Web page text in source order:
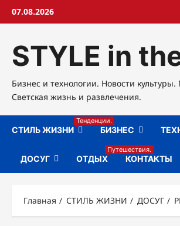
Перейти
07.08.2026
STYLE in
Бизнес и технологии. Новости
Светская жизнь и развлечения.
СТИЛЬ ЖИЗНИ
Тенденции.
БИЗНЕС
ДОСУГ ОТДЫХ
Путешествия.
КОНТАКТЫ
Главная СТИЛЬ ЖИЗНИ ДОСУГ